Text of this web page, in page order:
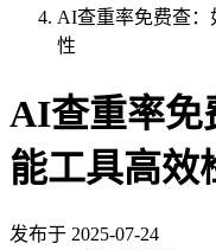
AI查重率免费查：
性
AI查重率免
能工具高效
发布于 2025-07-24